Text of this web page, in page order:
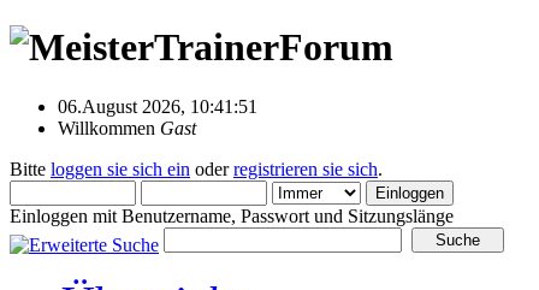
06.August 2026, 10:41:51
Willkommen Gast
Bitte loggen sie sich ein oderregistrieren sie sich.
Einloggen mit Benutzername, Passwort und Sitzungslänge